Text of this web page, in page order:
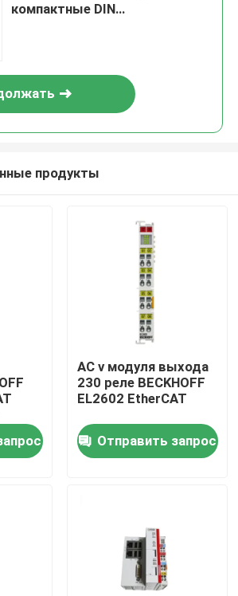
компактные DIN
продукты
AC v модуля выхода
230 реле BECKHOFF
EL2602 EtherCAT
Отправить запрос